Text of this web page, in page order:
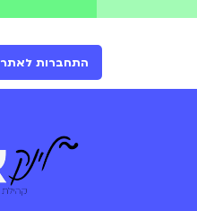
התחברות לאתר